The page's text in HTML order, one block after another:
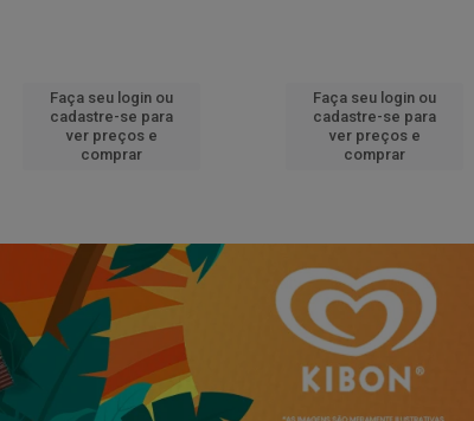
Faça seu login ou
cadastre-se para
ver preços e
comprar
Faça seu login ou
cadastre-se para
ver preços e
comprar